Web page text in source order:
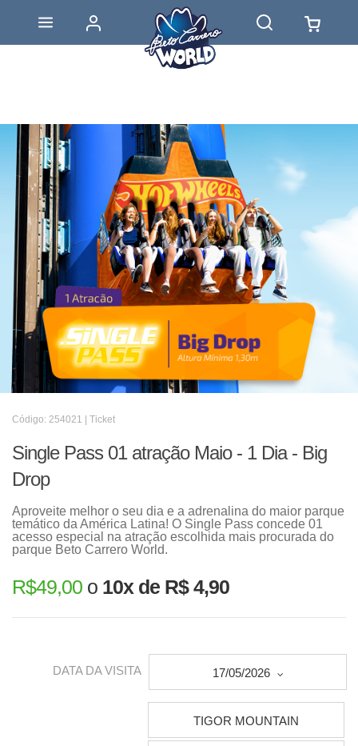
Código: 254021 | Ticket
Single Pass 01 atração Maio - 1 Dia - Big
Drop
Aproveite melhor o seu dia e a adrenalina do maior parque
temático da América Latina! O Single Pass concede 01
acesso especial na atração escolhida mais procurada do
parque Beto Carrero World.
R$49,00 o 10x de R$ 4,90
DATA DA VISITA 17/05/2026
TIGOR MOUNTAIN